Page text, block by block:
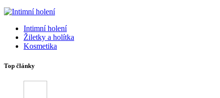
Intimní holení
Žiletky a holítka
Kosmetika
Top články